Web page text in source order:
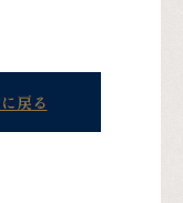
戻る